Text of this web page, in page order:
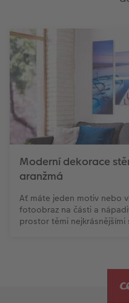
Moderní dekorace
aranžmá
Ať máte jeden motiv nebo
fotoobraz na části a
prostor těmi nejkrásnějšími